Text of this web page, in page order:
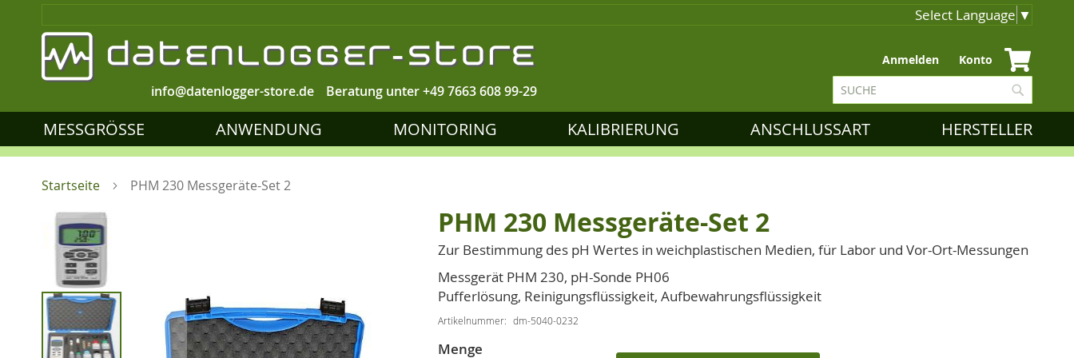
Select Language ▼
Beratung unter+49 7663 608 99-29
info@datenlogger-store.de
Zum
Inhalt
springen
Anmelden Konto
Suche
MESSGRÖSSE ANWENDUNG MONITORING KALIBRIERUNG ANSCHLUSSART HERSTELLER
Startseite PHM 230 Messgeräte-Set 2
Zum
Bildgalerie
springen
PHM 230 Messgeräte-Set 2
Zur Bestimmung des pH Wertes in weichplastischen Medien, für Labor und Vor-Ort-Messungen
Messgerät PHM 230, pH-Sonde PH06
Pufferlösung, Reinigungsflüssigkeit, Aufbewahrungsflüssigkeit
Artikelnummer dm-5040-0232
Menge